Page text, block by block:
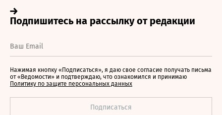
Нажимая кнопку «Подписаться», я даю свое согласие получать письма
от «Ведомости» и подтверждаю, что ознакомился и принимаю
Политику по защите персональных данных